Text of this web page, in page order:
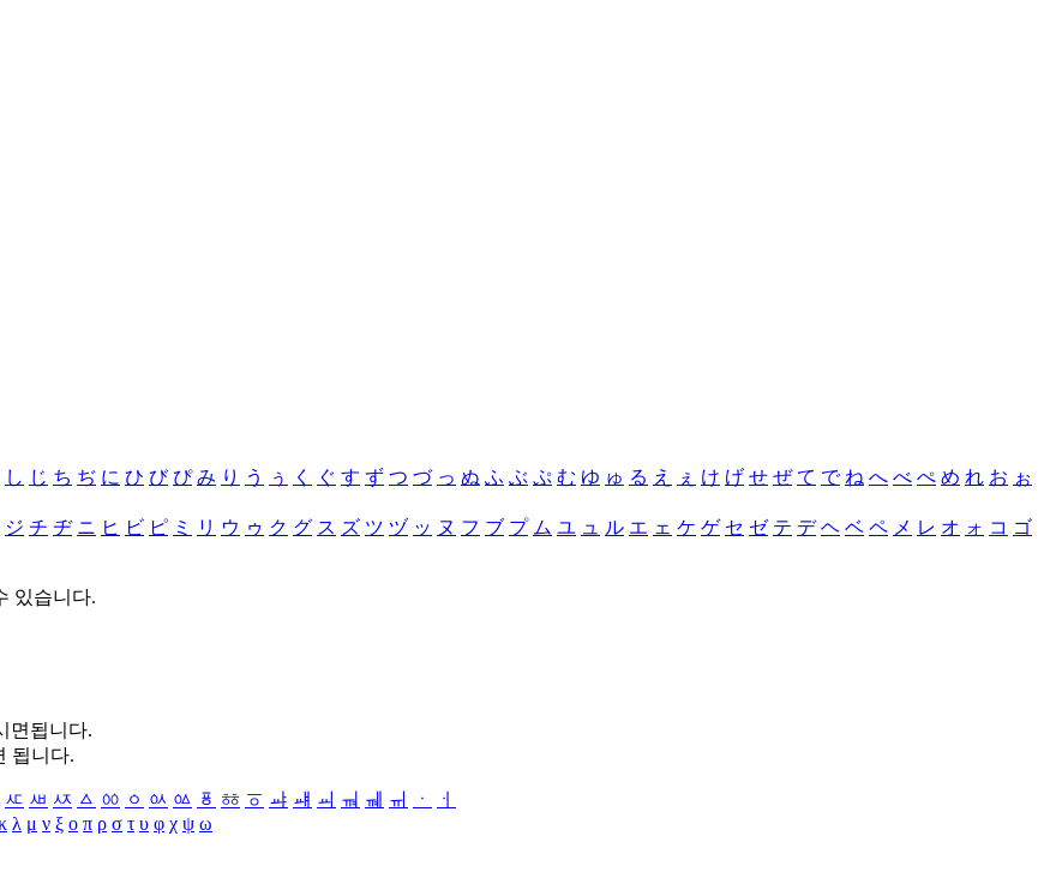
し じ ち ぢ に ひ び ぴ み り う ぅ く ぐ す ず つ づ っ ぬ ふ ぶ ぷ む ゆ ゅ る え ぇ け げ せ ぜ て で ね へ べ ぺ め れ お ぉ
ジ チ ヂ ニ ヒ ビ ピ ミ リ ウ ゥ ク グ ス ズ ツ ヅ ッ ヌ フ ブ プ ム ユ ュ ル エ ェ ケ ゲ セ ゼ テ デ ヘ ベ ペ メ レ オ ォ コ ゴ
있습니다.
면됩니다.
됩니다.
ㅼ ㅽ ㅾ ㅿ ㆀ ㆁ ㆂ ㆃ ㆄ ㆅ ㆆ ㆇ ㆈ ㆉ ㆊ ㆋ ㆌ ㆍ
ㆎ
λ μ ν ξ ο π ρ σ τ υ φ χ ψ ω